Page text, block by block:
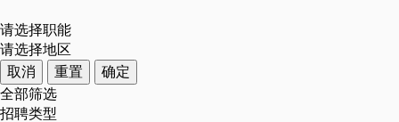
请选择职能
请选择地区
取消
重置
确定
全部筛选
招聘类型